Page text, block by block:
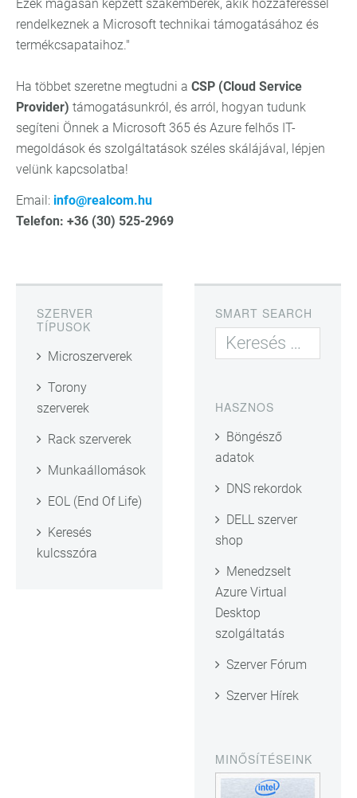
Ezek magasan képzett szakemberek, akik hozzáféréssel
rendelkeznek a Microsoft technikai támogatásához és
termékcsapataihoz."
Ha többet szeretne megtudni a CSP (Cloud Service
Provider) támogatásunkról, és arról, hogyan tudunk
segíteni Önnek a Microsoft 365 és Azure felhős IT-
megoldások és szolgáltatások széles skálájával, lépjen
velünk kapcsolatba!
Email: info@realcom.hu
Telefon: +36 (30) 525-2969
SZERVER
TÍPUSOK
Microszerverek
Torony
szerverek
Rack szerverek
Munkaállomások
EOL (End Of Life)
Keresés
kulcsszóra
SMART SEARCH
HASZNOS
Böngésző
adatok
DNS rekordok
DELL szerver
shop
Menedzselt
Azure Virtual
Desktop
szolgáltatás
Szerver Fórum
Szerver Hírek
MINŐSÍTÉSEINK